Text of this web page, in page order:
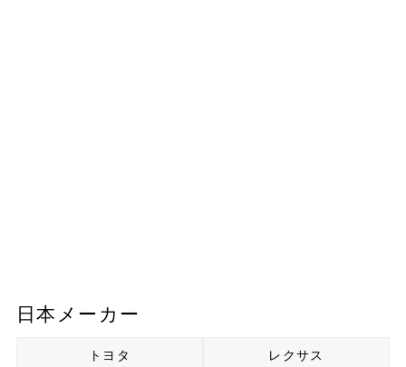
日本メーカー
トヨタ レクサス